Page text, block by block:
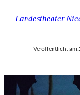
Landestheater
Veröffentlicht am: